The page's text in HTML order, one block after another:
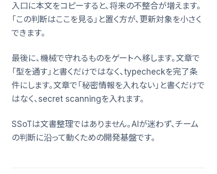
入口に本文をコピーすると、将来の不整合が増えます。
「この判断はここを見る」と置く方が、更新対象を小さく
できます。
最後に、機械で守れるものをゲートへ移します。文章で
「型を通す」と書くだけではなく、typecheckを完了条
件にします。文章で「秘密情報を入れない」と書くだけで
はなく、secret scanningを入れます。
SSoTは文書整理ではありません。AIが迷わず、チーム
の判断に沿って動くための開発基盤です。